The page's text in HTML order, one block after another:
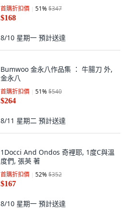
首購折扣價 51%$347
$168
8/10 星期一 預計送達
Bumwoo 金永八作品集 ： 牛腸刀 外,
金永八
首購折扣價 51%$540
$264
8/11 星期二 預計送達
1Docci And Ondos 奇裡耶, 1度C與溫
度們, 張英 著
首購折扣價 52%$352
$167
8/10 星期一 預計送達